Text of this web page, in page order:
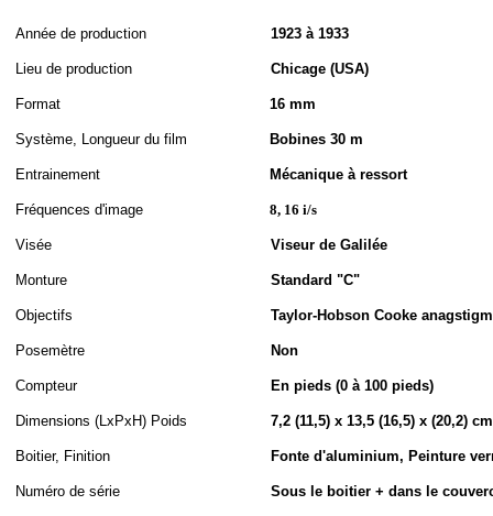
Année de production 1923 à 1933
Lieu de production Chicage (USA)
Format 16 mm
Système, Longueur du film Bobines 30 m
Entrainement Mécanique à ressort
Fréquences d'image 8, 16 i/s
Visée Viseur de Galilée
Monture Standard "C"
Objectifs Taylor-Hobson Cooke
Posemètre Non
Compteur En pieds (0 à 100 pieds)
Dimensions (LxPxH) Poids 7,2 (11,5) x 13,5 (16,5) x (20,2)
Boitier, Finition Fonte d'aluminium, Peinture
Numéro de série Sous le boitier + dans le